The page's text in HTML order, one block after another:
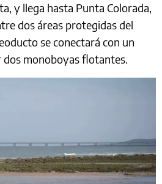
y llega hasta Punta Colorada,
dos áreas protegidas del
se conectará con un
monoboyas flotantes.